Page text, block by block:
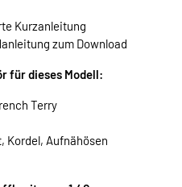
Kurzanleitung
zum Download
für dieses Modell:
Terry
Kordel, Aufnähösen